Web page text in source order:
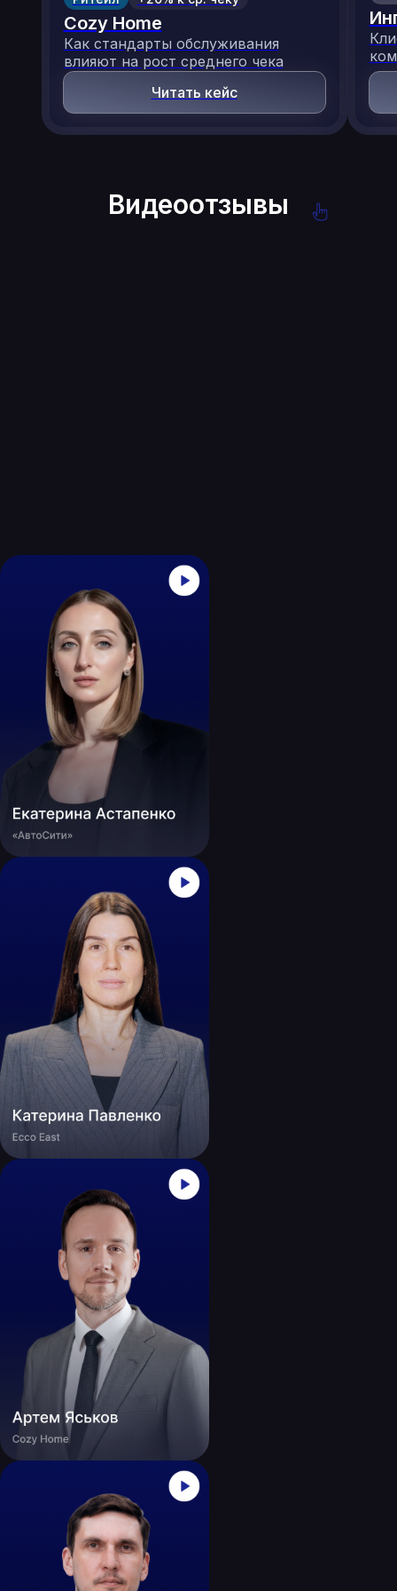
Запатентованное
российское
программное
обеспечение
Система, платформы
и инфраструктура —
собственность
SteadyControl
программное
обеспечение
Cozy Home
Как стандарты обслуживания
влияют на рост среднего чека
Читать кейс
Видеоотзывы